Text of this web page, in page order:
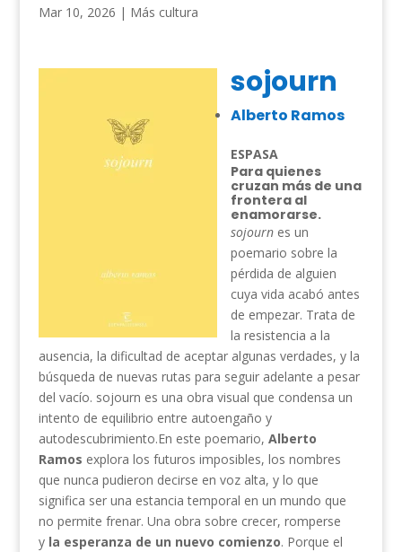
Mar 10, 2026 | Más cultura
sojourn
Alberto Ramos
ESPASA
Para quienes
cruzan más de una
frontera al
enamorarse.
sojournes un
poemario sobre la
pérdida de alguien
cuya vida acabó antes
de empezar. Trata de
la resistencia a la
ausencia, la dificultad de aceptar algunas verdades, y la
búsqueda de nuevas rutas para seguir adelante a pesar
del vacío. sojourn es una obra visual que condensa un
intento de equilibrio entre autoengaño y
autodescubrimiento.En este poemario, Alberto
Ramos explora los futuros imposibles, los nombres
que nunca pudieron decirse en voz alta, y lo que
significa ser una estancia temporal en un mundo que
no permite frenar. Una obra sobre crecer, romperse
y la esperanza de un nuevo comienzo. Porque el